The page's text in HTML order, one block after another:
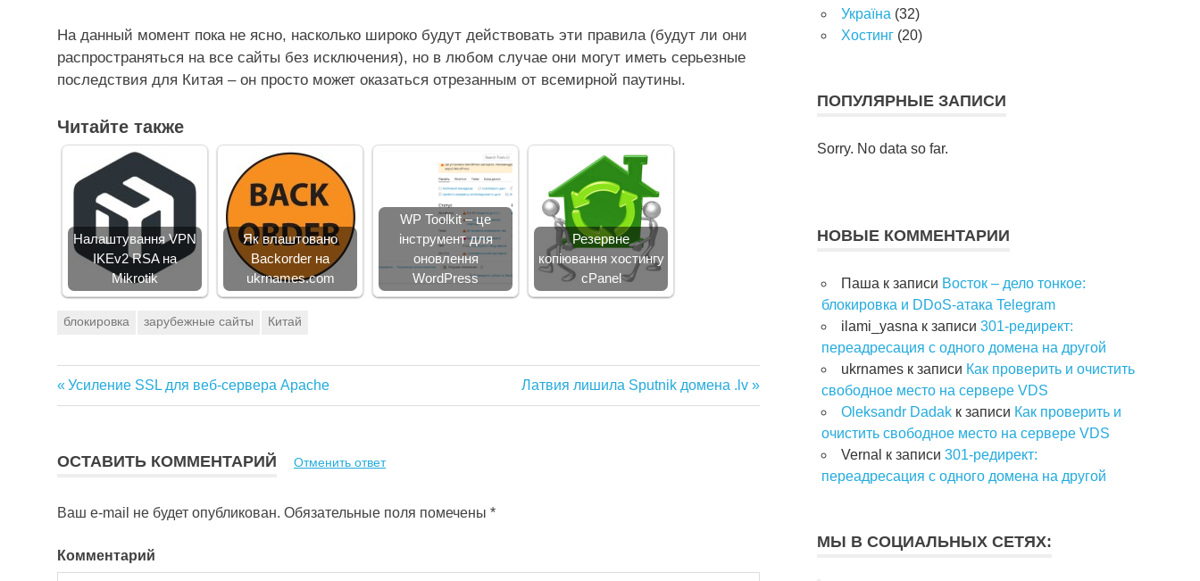
На данный момент пока не ясно, насколько широко будут действовать эти правила (будут ли они
распространяться на все сайты без исключения), но в любом случае они могут иметь серьезные
последствия для Китая – он просто может оказаться отрезанным от всемирной паутины.
Читайте также
Налаштування VPN
IKEv2 RSA на
Mikrotik
Як влаштовано
Backorder на
ukrnames.com
WP Toolkit – це
інструмент для
оновлення
WordPress
Резервне
копіювання хостингу
cPanel
блокировка зарубежные сайты Китай
Навигация
записям
Предыдущая
запись:
Усиление SSL для веб-сервера Apache
Следующая
запись:
Латвия лишила Sputnik домена .lv
ОСТАВИТЬ КОММЕНТАРИЙ Отменить ответ
Ваш e-mail не будет опубликован. Обязательные поля помечены *
Комментарий
Україна (32)
Хостинг (20)
ПОПУЛЯРНЫЕ ЗАПИСИ
Sorry. No data so far.
НОВЫЕ КОММЕНТАРИИ
Паша к записи Восток – дело тонкое:
блокировка и DDoS-атака Telegram
ilami_yasna к записи 301-редирект:
переадресация с одного домена на другой
ukrnames к записи Как проверить и очистить
свободное место на сервере VDS
Oleksandr Dadak к записи Как проверить и
очистить свободное место на сервере VDS
Vernal к записи 301-редирект:
переадресация с одного домена на другой
МЫ В СОЦИАЛЬНЫХ СЕТЯХ: